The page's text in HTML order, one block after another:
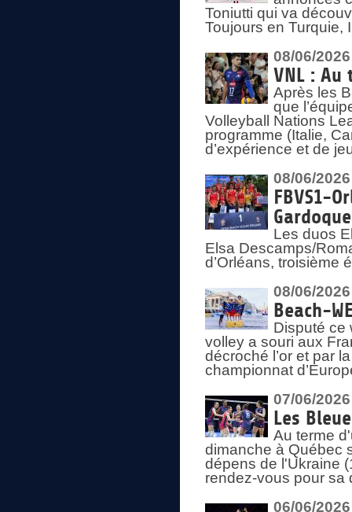
Toniutti qui va
Toujours en Turquie,
08/06/2026
VNL : Au
Après les
que
Volleyball Nations
programme (Italie,
d’expérience et de
08/06/2026
FBVS1-
Les duos
Elsa Descamps/
d’Orléans, troisième
08/06/2026
Beach-
Disputé ce
volley a souri aux
décroché l’or et par
championnat
07/06/2026
Les
Au terme
dimanche à Québec
dépens de l'Ukraine
rendez-vous pour sa
06/06/2026